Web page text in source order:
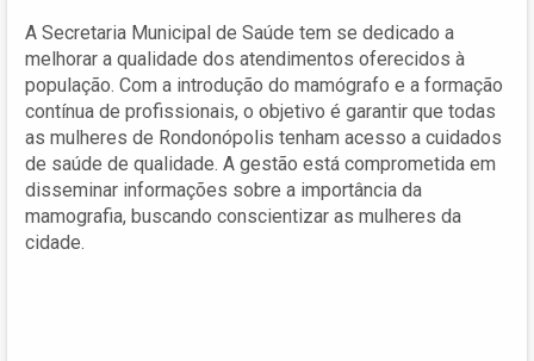
A Secretaria Municipal de Saúde tem se dedicado a
melhorar a qualidade dos atendimentos oferecidos à
população. Com a introdução do mamógrafo e a formação
contínua de profissionais, o objetivo é garantir que todas
as mulheres de Rondonópolis tenham acesso a cuidados
de saúde de qualidade. A gestão está comprometida em
disseminar informações sobre a importância da
mamografia, buscando conscientizar as mulheres da
cidade.